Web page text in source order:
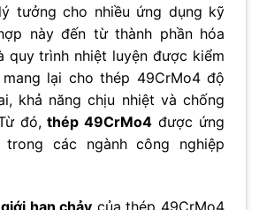
tưởng cho nhiều ứng dụng kỹ
này đến từ thành phần hóa
quy trình nhiệt luyện được kiểm
lại cho thép 49CrMo4 độ
khả năng chịu nhiệt và chống
đó,thép 49CrMo4 được ứng
các ngành công nghiệp